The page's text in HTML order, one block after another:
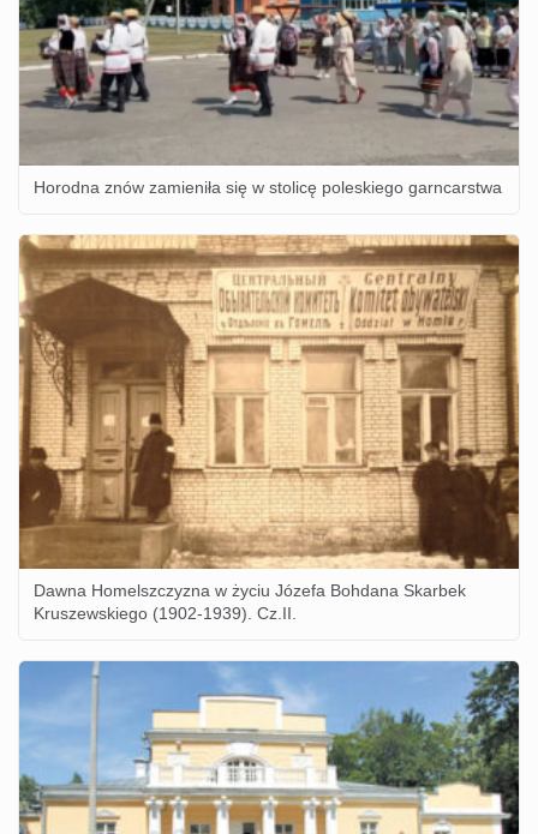
Horodna znów zamieniła się w stolicę poleskiego garncarstwa
Dawna Homelszczyzna w życiu Józefa Bohdana Skarbek
Kruszewskiego (1902-1939). Cz.II.